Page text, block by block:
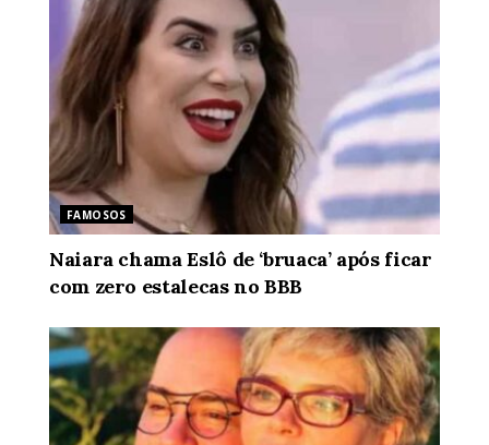
FAMOSOS
Naiara chama Eslô de ‘bruaca’ após ficar
com zero estalecas no BBB